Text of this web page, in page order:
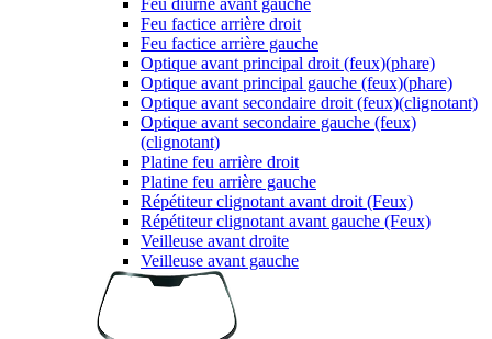
Feu diurne avant gauche
Feu factice arrière droit
Feu factice arrière gauche
Optique avant principal droit (feux)(phare)
Optique avant principal gauche (feux)(phare)
Optique avant secondaire droit (feux)(clignotant)
Optique avant secondaire gauche (feux)
(clignotant)
Platine feu arrière droit
Platine feu arrière gauche
Répétiteur clignotant avant droit (Feux)
Répétiteur clignotant avant gauche (Feux)
Veilleuse avant droite
Veilleuse avant gauche